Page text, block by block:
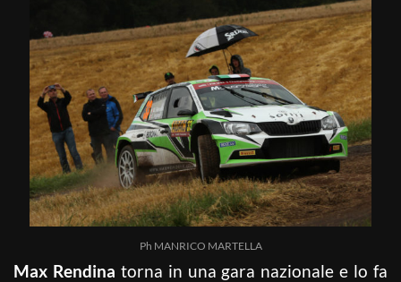
Ph MANRICO MARTELLA
Max Rendina torna in una gara nazionale e lo fa